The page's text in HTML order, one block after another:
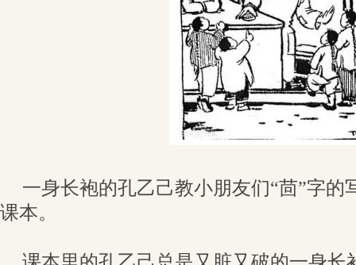
一身长袍的孔乙己教小朋友们“茴”字的
课本。